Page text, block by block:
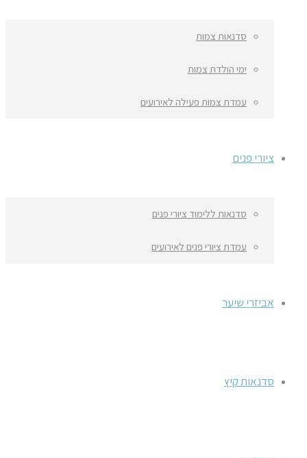
סדנאות צמות
ימי הולדת צמות
עמדת צמות פעילה לאירועים
ציורי פנים
סדנאות ללימוד ציורי פנים
עמדת ציורי פנים לאירועים
אביזרי שיער
סדנאות קיץ